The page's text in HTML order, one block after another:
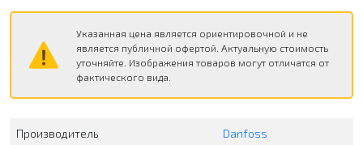
Указанная цена является ориентировочной и не
является публичной офертой. Актуальную стоимость
уточняйте. Изображения товаров могут отличатся от
фактического вида.
Производитель Danfoss